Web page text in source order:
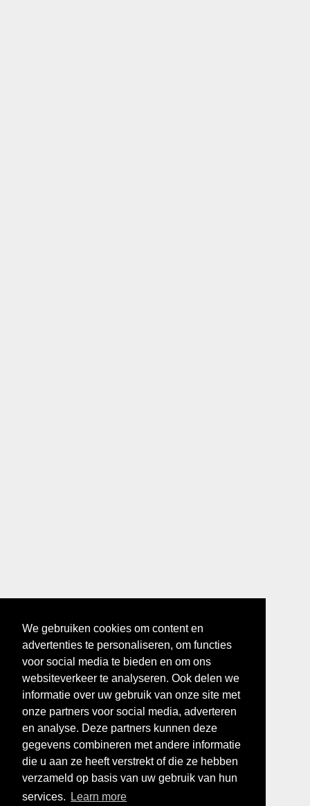
We gebruiken cookies om content en
advertenties te personaliseren, om functies
voor social media te bieden en om ons
websiteverkeer te analyseren. Ook delen we
informatie over uw gebruik van onze site met
onze partners voor social media, adverteren
en analyse. Deze partners kunnen deze
gegevens combineren met andere informatie
die u aan ze heeft verstrekt of die ze hebben
verzameld op basis van uw gebruik van hun
services.
Learn more